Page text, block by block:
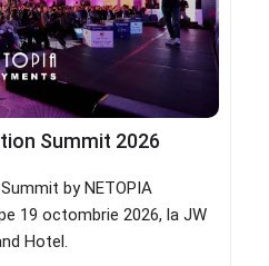
Summit 2026
by NETOPIA
19 octombrie 2026, la JW
Hotel.